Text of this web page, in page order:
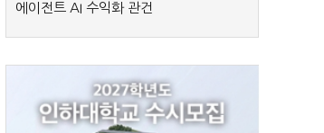
에이전트 AI 수익화 관건